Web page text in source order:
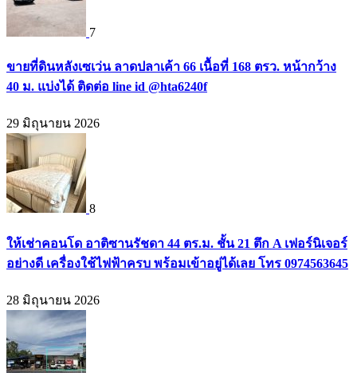
7
ขายที่ดินหลังเซเว่น ลาดปลาเค้า 66 เนื้อที่ 168 ตรว. หน้ากว้าง
40 ม. แบ่งได้ ติดต่อ line id @hta6240f
29 มิถุนายน 2026
8
ให้เช่าคอนโด อาติซานรัชดา 44 ตร.ม. ชั้น 21 ตึก A เฟอร์นิเจอร์
อย่างดี เครื่องใช้ไฟฟ้าครบ พร้อมเข้าอยู่ได้เลย โทร 0974563645
28 มิถุนายน 2026